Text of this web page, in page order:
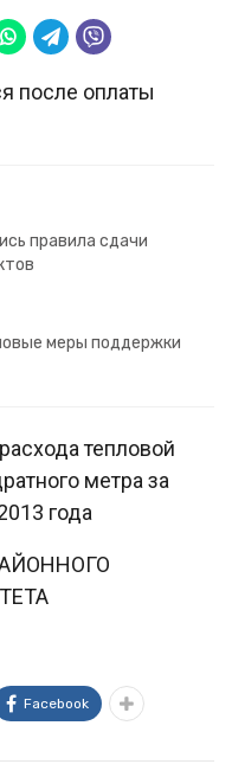
после оплаты
правила сдачи
меры поддержки
тепловой
метра за
года
Facebook